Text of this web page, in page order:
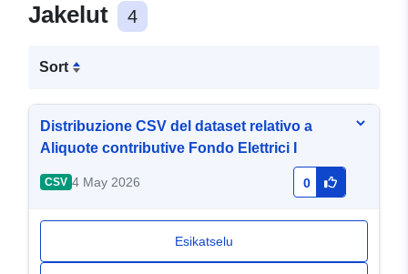
Jakelut 4
Sort
Distribuzione CSV del dataset relativo a
Aliquote contributive Fondo Elettrici I
CSV 4 May 2026 0
Esikatselu